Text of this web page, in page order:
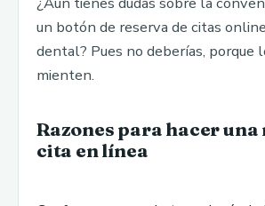
un botón de reserva de citas
dental? Pues no deberías, porque
mienten.
Razones para hacer una
cita en línea